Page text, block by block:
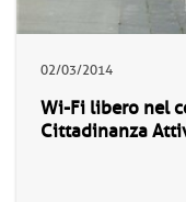
02/03/2014
Wi-Fi libero nel
Cittadinanza